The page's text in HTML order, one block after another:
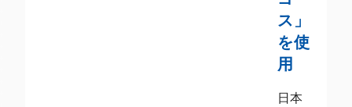
ス」
を使
用
日本